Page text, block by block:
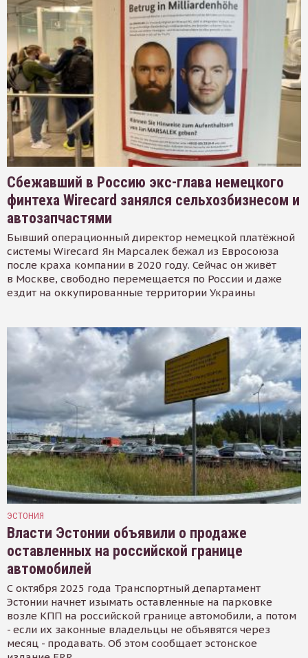
Сбежавший в Россию экс-глава немецкого
финтеха Wirecard занялся сельхозбизнесом и
автозапчастями
Бывший операционный директор немецкой платёжной
системы Wirecard Ян Марсалек бежал из Евросоюза
после краха компании в 2020 году. Сейчас он живёт
в Москве, свободно перемещается по России и даже
ездит на оккупированные территории Украины
ЭСТОНИЯ
Власти Эстонии объявили о продаже
оставленных на российской границе
автомобилей
С октября 2025 года Транспортный департамент
Эстонии начнет изымать оставленные на парковке
возле КПП на российской границе автомобили, а потом
- если их законные владельцы не объявятся через
месяц - продавать. Об этом сообщает эстонское